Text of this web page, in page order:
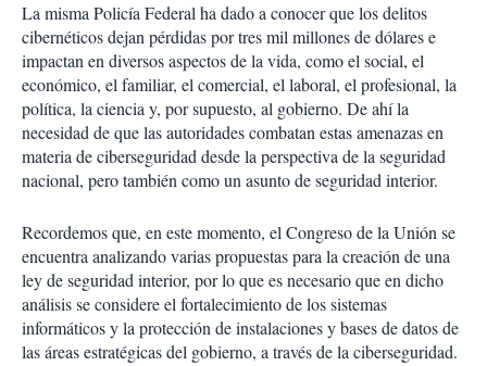
La misma Policía Federal ha dado a conocer que los delitos
cibernéticos dejan pérdidas por tres mil millones de dólares e
impactan en diversos aspectos de la vida, como el social, el
económico, el familiar, el comercial, el laboral, el profesional, la
política, la ciencia y, por supuesto, al gobierno. De ahí la
necesidad de que las autoridades combatan estas amenazas en
materia de ciberseguridad desde la perspectiva de la seguridad
nacional, pero también como un asunto de seguridad interior.
Recordemos que, en este momento, el Congreso de la Unión se
encuentra analizando varias propuestas para la creación de una
ley de seguridad interior, por lo que es necesario que en dicho
análisis se considere el fortalecimiento de los sistemas
informáticos y la protección de instalaciones y bases de datos de
las áreas estratégicas del gobierno, a través de la ciberseguridad.